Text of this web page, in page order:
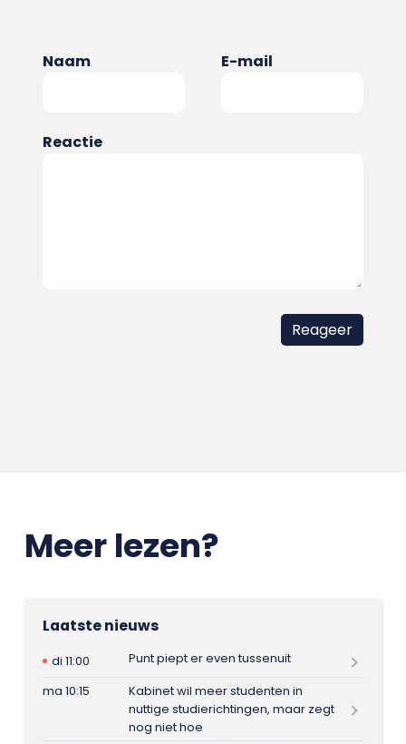
Naam E-mail
Reactie
Meer lezen?
Laatste nieuws
di 11:00
Punt piept er even tussenuit
ma 10:15
Kabinet wil meer studenten in
nuttige studierichtingen, maar zegt
nog niet hoe